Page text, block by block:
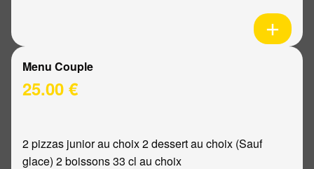
Menu Couple
25.00 €
2 pizzas junior au choix 2 dessert au choix (Sauf
glace) 2 boissons 33 cl au choix